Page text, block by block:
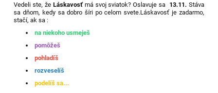
Vedeli ste, že Láskavosťmá svoj sviatok? Oslavuje sa 13.11. Stáva
sa dňom, kedy sa dobro šíri po celom svete.Láskavosť je zadarmo,
stačí, ak sa :
na niekoho usmeješ
pomôžeš
pohladíš
rozveselíš
podelíš sa...